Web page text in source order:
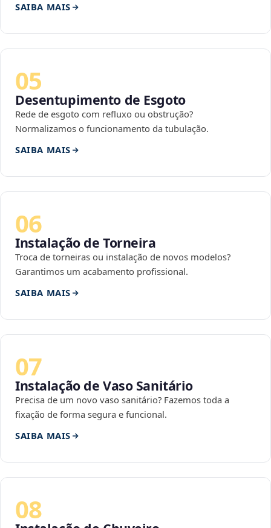
SAIBA MAIS
05
Desentupimento de Esgoto
Rede de esgoto com refluxo ou obstrução?
Normalizamos o funcionamento da tubulação.
SAIBA MAIS
06
Instalação de Torneira
Troca de torneiras ou instalação de novos modelos?
Garantimos um acabamento profissional.
SAIBA MAIS
07
Instalação de Vaso Sanitário
Precisa de um novo vaso sanitário? Fazemos toda a
fixação de forma segura e funcional.
SAIBA MAIS
08